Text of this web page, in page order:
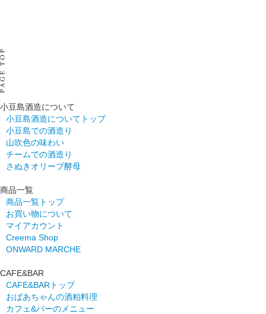
小豆島酒造について
小豆島酒造についてトップ
小豆島での酒造り
山吹色の味わい
チームでの酒造り
さぬきオリーブ酵母
商品一覧
商品一覧トップ
お買い物について
マイアカウント
Creema Shop
ONWARD MARCHE
CAFE&BAR
CAFE&BARトップ
おばあちゃんの酒粕料理
カフェ&バーのメニュー